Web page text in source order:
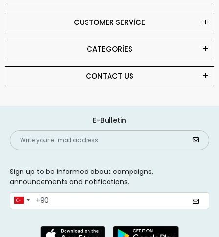
CUSTOMER SERVİCE
CATEGORİES
CONTACT US
E-Bulletin
Sign up to be informed about campaigns,
announcements and notifications.